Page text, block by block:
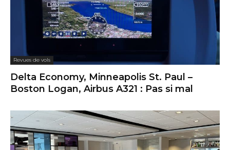
Revues de vols
Delta Economy, Minneapolis St. Paul –
Boston Logan, Airbus A321 : Pas si mal